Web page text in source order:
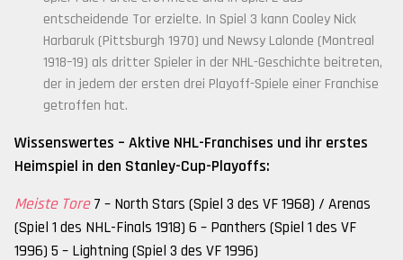
entscheidende Tor erzielte. In Spiel 3 kann Cooley Nick
Harbaruk (Pittsburgh 1970) und Newsy Lalonde (Montreal
1918–19) als dritter Spieler in der NHL-Geschichte beitreten,
der in jedem der ersten drei Playoff-Spiele einer Franchise
getroffen hat.
Wissenswertes – Aktive NHL-Franchises und ihr erstes
Heimspiel in den Stanley-Cup-Playoffs:
Meiste Tore7 – North Stars (Spiel 3 des VF 1968) / Arenas
(Spiel 1 des NHL-Finals 1918) 6 – Panthers (Spiel 1 des VF
1996) 5 – Lightning (Spiel 3 des VF 1996)